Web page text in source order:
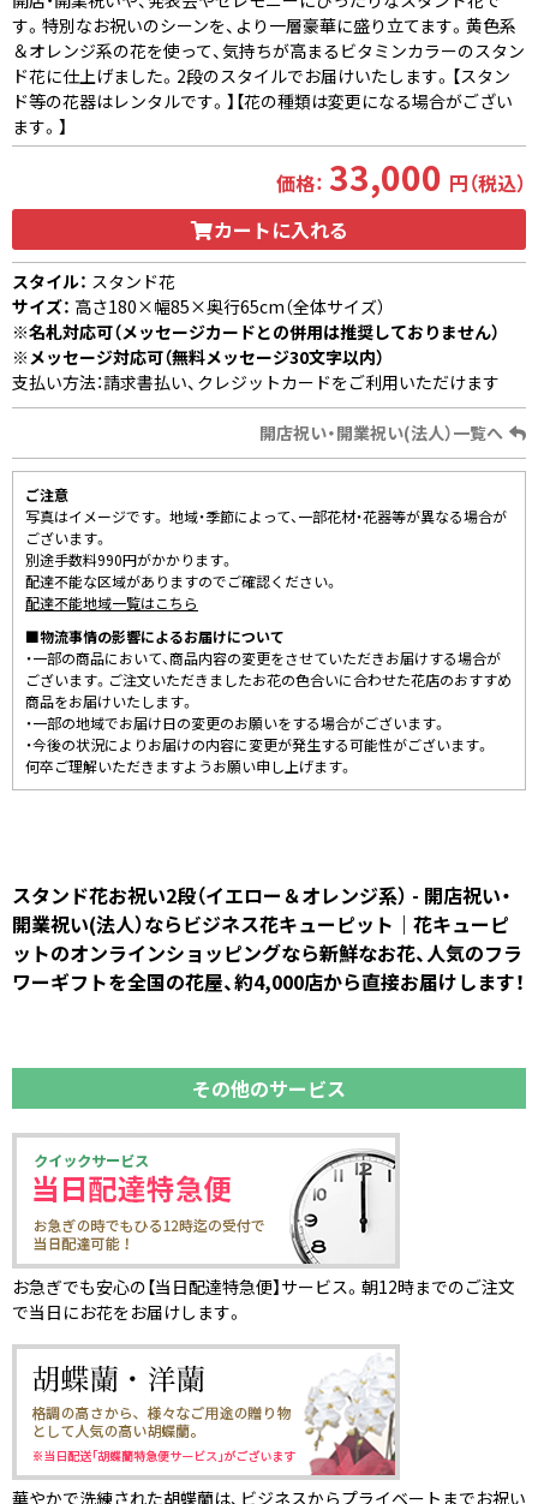
す。特別なお祝いのシーンを、より一層豪華に盛り立てます。黄色系
＆オレンジ系の花を使って、気持ちが高まるビタミンカラーのスタン
ド花に仕上げました。2段のスタイルでお届けいたします。【スタン
ド等の花器はレンタルです。】【花の種類は変更になる場合がござい
ます。】
価格： 33,000 円（税込）
カートに入れる
スタイル： スタンド花
サイズ： 高さ180×幅85×奥行65cm（全体サイズ）
※名札対応可（メッセージカードとの併用は推奨しておりません）
※メッセージ対応可（無料メッセージ30文字以内）
支払い方法：請求書払い、クレジットカードをご利用いただけます
開店祝い・開業祝い(法人）一覧へ
ご注意
写真はイメージです。 地域・季節によって、一部花材・花器等が異なる場合が
ございます。
別途手数料990円がかかります。
配達不能な区域がありますのでご確認ください。
配達不能地域一覧はこちら
■物流事情の影響によるお届けについて
・一部の商品において、商品内容の変更をさせていただきお届けする場合が
ございます。ご注文いただきましたお花の色合いに合わせた花店のおすすめ
商品をお届けいたします。
・一部の地域でお届け日の変更のお願いをする場合がございます。
・今後の状況によりお届けの内容に変更が発生する可能性がございます。
何卒ご理解いただきますようお願い申し上げます。
スタンド花お祝い2段（イエロー＆オレンジ系） - 開店祝い・
開業祝い(法人）ならビジネス花キューピット｜花キューピ
ットのオンラインショッピングなら新鮮なお花、人気のフラ
ワーギフトを全国の花屋、約4,000店から直接お届けします！
その他のサービス
お急ぎでも安心の【当日配達特急便】サービス。朝12時までのご注文
で当日にお花をお届けします。
華やかで洗練された胡蝶蘭は、ビジネスからプライベートまでお祝い